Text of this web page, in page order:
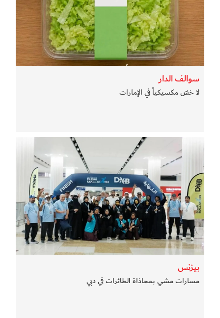
سوالف الدار
لا خسّ مكسيكياً في الإمارات
بيزنس
مسارات مشي بمحاذاة الطائرات في دبي